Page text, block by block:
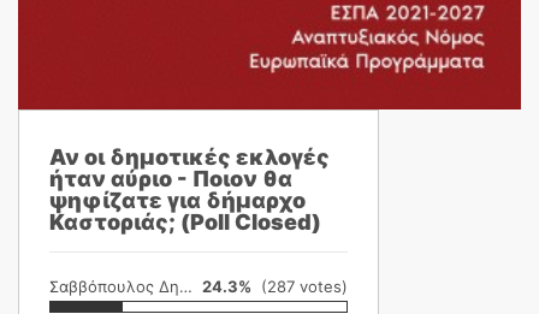
Αν οι δημοτικές εκλογές
ήταν αύριο - Ποιον θα
ψηφίζατε για δήμαρχο
Καστοριάς; (Poll Closed)
Σαββόπουλος Δημήτρης 24.3% (287 votes)